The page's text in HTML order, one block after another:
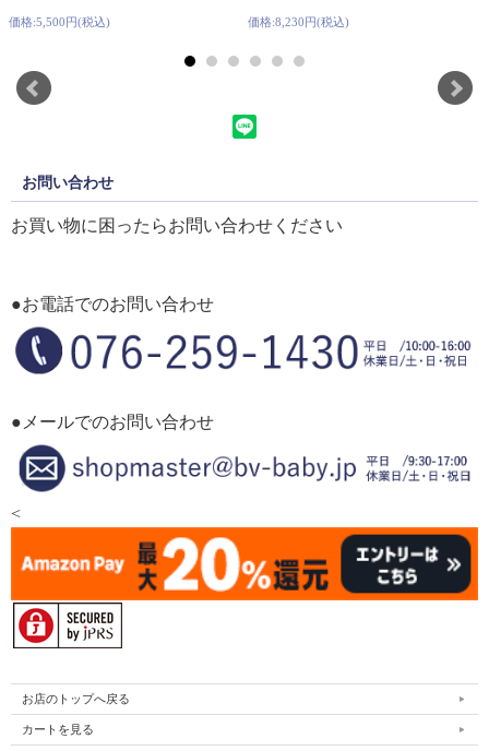
価格:5,500円(税込) 価格:8,230円(税込)
お問い合わせ
お買い物に困ったらお問い合わせください
●お電話でのお問い合わせ
●メールでのお問い合わせ
<
お店のトップへ戻る
カートを見る